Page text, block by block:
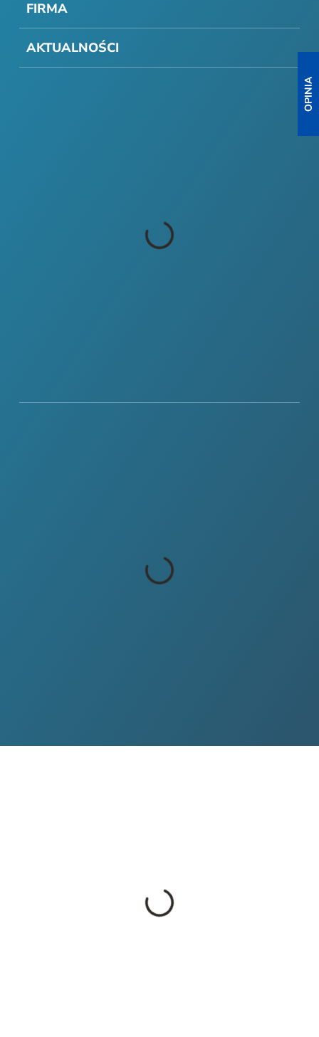
FIRMA
AKTUALNOŚCI